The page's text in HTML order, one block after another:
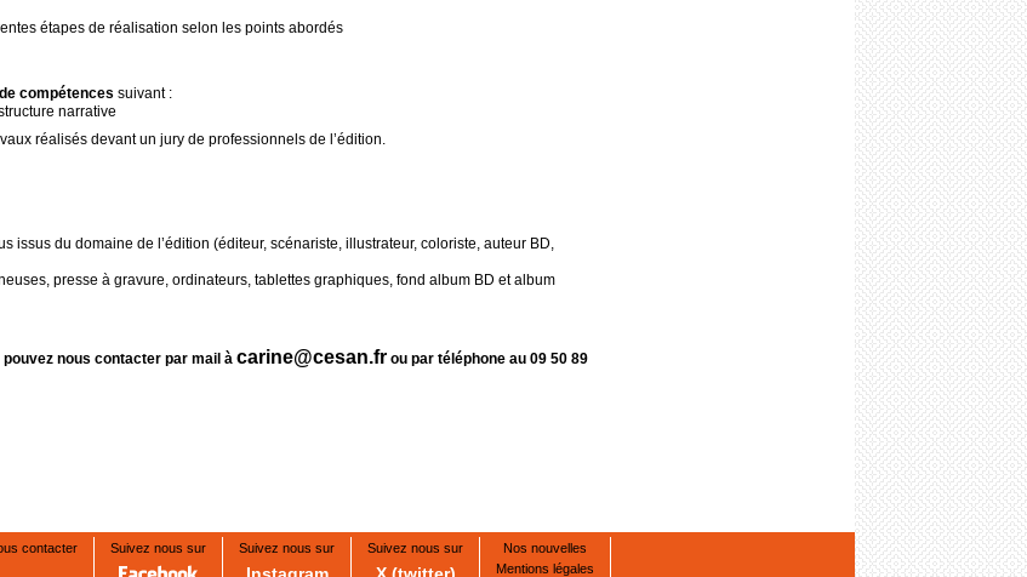
étapes de réalisation selon les points abordés
compétences suivant :
narrative
réalisés devant un jury de professionnels de l’édition.
du domaine de l’édition (éditeur, scénariste, illustrateur, coloriste, auteur BD,
presse à gravure, ordinateurs, tablettes graphiques, fond album BD et album
nous contacter par mail à carine@cesan.fr ou par téléphone au 09 50 89
contacter Suivez nous sur Suivez nous sur Suivez nous sur
Nos nouvelles
Mentions légales